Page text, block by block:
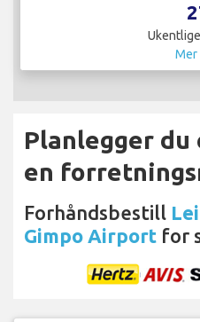
Mer
Planlegger
en
Forhåndsbestill
Gimpo Airport for